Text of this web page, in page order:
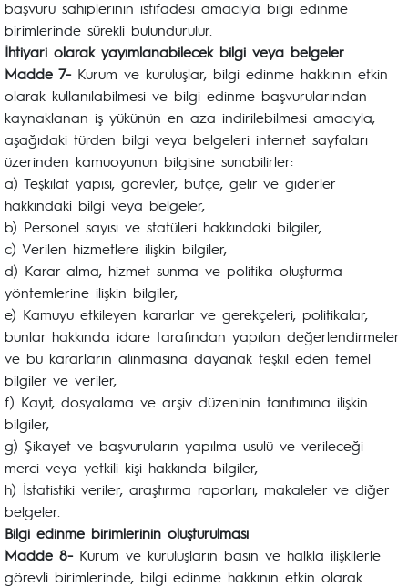
başvuru sahiplerinin istifadesi amacıyla bilgi edinme
birimlerinde sürekli bulundurulur.
İhtiyari olarak yayımlanabilecek bilgi veya belgeler
Madde 7- Kurum ve kuruluşlar, bilgi edinme hakkının etkin
olarak kullanılabilmesi ve bilgi edinme başvurularından
kaynaklanan iş yükünün en aza indirilebilmesi amacıyla,
aşağıdaki türden bilgi veya belgeleri internet sayfaları
üzerinden kamuoyunun bilgisine sunabilirler:
a) Teşkilat yapısı, görevler, bütçe, gelir ve giderler
hakkındaki bilgi veya belgeler,
b) Personel sayısı ve statüleri hakkındaki bilgiler,
c) Verilen hizmetlere ilişkin bilgiler,
d) Karar alma, hizmet sunma ve politika oluşturma
yöntemlerine ilişkin bilgiler,
e) Kamuyu etkileyen kararlar ve gerekçeleri, politikalar,
bunlar hakkında idare tarafından yapılan değerlendirmeler
ve bu kararların alınmasına dayanak teşkil eden temel
bilgiler ve veriler,
f) Kayıt, dosyalama ve arşiv düzeninin tanıtımına ilişkin
bilgiler,
g) Şikayet ve başvuruların yapılma usulü ve verileceği
merci veya yetkili kişi hakkında bilgiler,
h) İstatistiki veriler, araştırma raporları, makaleler ve diğer
belgeler.
Bilgi edinme birimlerinin oluşturulması
Madde 8- Kurum ve kuruluşların basın ve halkla ilişkilerle
görevli birimlerinde, bilgi edinme hakkının etkin olarak